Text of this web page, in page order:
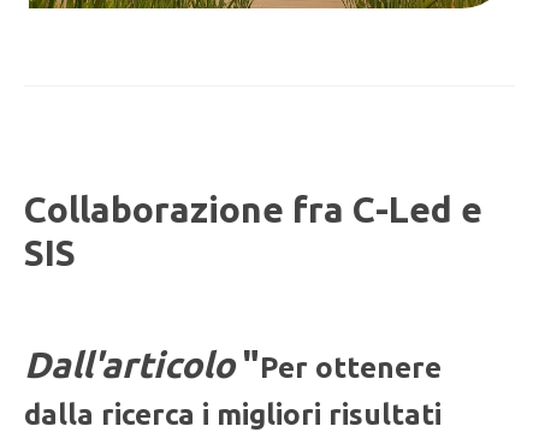
Collaborazione fra C-Led e
SIS
Dall'articolo"Per ottenere
dalla ricerca i migliori risultati